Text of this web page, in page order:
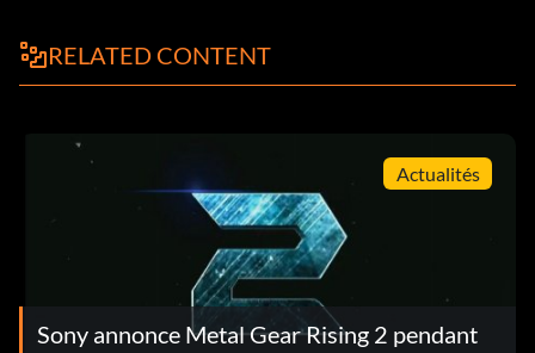
RELATED CONTENT
Actualités
Sony annonce Metal Gear Rising 2 pendant